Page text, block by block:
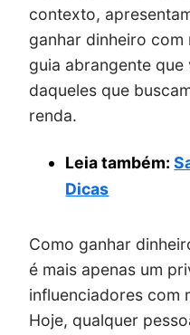
contexto,
ganhar dinheiro
guia abrangente que
daqueles que
renda.
Leia também:
Dicas
Como ganhar
é mais apenas um
influenciadores com
Hoje, qualquer